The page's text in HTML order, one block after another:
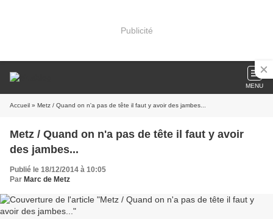
Publicité
MENU
Accueil » Metz / Quand on n'a pas de tête il faut y avoir des jambes...
Metz / Quand on n'a pas de tête il faut y avoir
des jambes...
Publié le 18/12/2014 à 10:05
Par Marc de Metz